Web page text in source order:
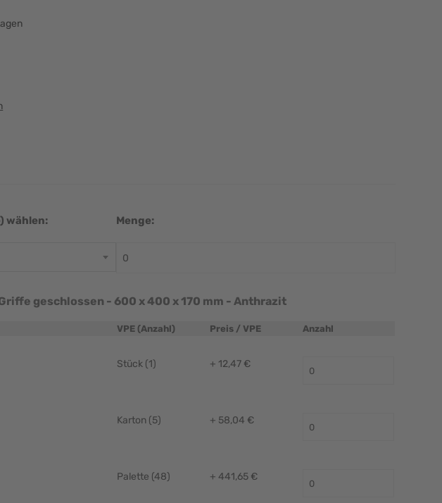
wählen: Menge:
Eurobox NextGen 2.0 Cycle - Griffe geschlossen - 600 x 400 x 170 mm - Anthrazit
VPE (Anzahl) Preis / VPE Anzahl
Stück (1) + 12,47 €
Karton (5) + 58,04 €
Palette (48) + 441,65 €